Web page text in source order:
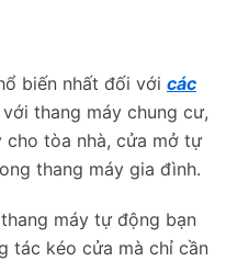
biến nhất đối với các
thang máy chung cư,
cho tòa nhà, cửa mở tự
thang máy gia đình.
máy tự động bạn
tác kéo cửa mà chỉ cần